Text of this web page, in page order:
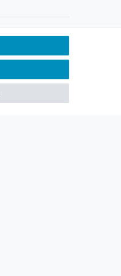
eingetroffene
werden?